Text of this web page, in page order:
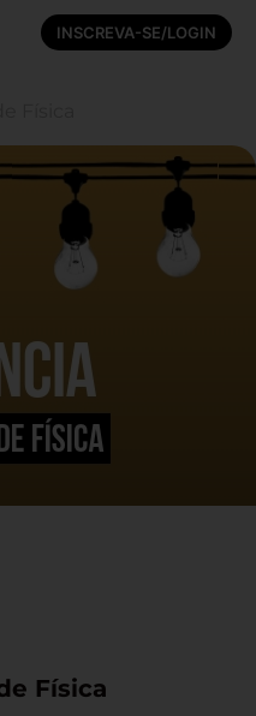
INSCREVA-SE/LOGIN
Física